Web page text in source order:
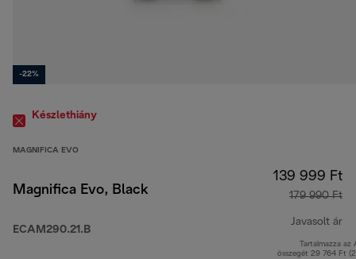
-22%
Készlethiány
MAGNIFICA EVO
Magnifica Evo, Black
ECAM290.21.B
139 999 Ft
179 990 Ft
Javasolt ár
Tartalmazza az
összegét 29 764 Ft